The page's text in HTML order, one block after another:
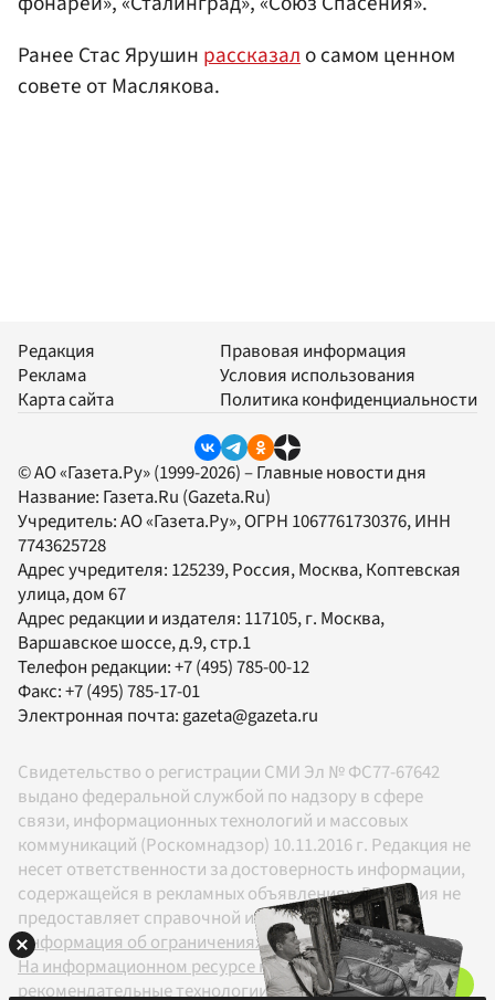
Ранее Стас Ярушин рассказало самом ценном
совете от Маслякова.
Редакция
Реклама
Карта сайта
Правовая информация
Условия использования
Политика конфиденциальности
© АО «Газета.Ру» (1999-2026) – Главные новости дня
Название: Газета.Ru (Gazeta.Ru)
Учредитель:АО «Газета.Ру», ОГРН 1067761730376, ИНН
7743625728
Адрес учредителя: 125239, Россия, Москва, Коптевская
улица, дом 67
Адрес редакции и издателя: 117105, г. Москва,
Варшавское шоссе, д.9, стр.1
Телефон редакции:+7 (495) 785-00-12
Факс:+7 (495) 785-17-01
Электронная почта: gazeta@gazeta.ru
Свидетельство о регистрации СМИ Эл № ФС77-67642
выдано федеральной службой по надзору в сфере
связи, информационных технологий и массовых
коммуникаций (Роскомнадзор) 10.11.2016 г. Редакция не
несет ответственности за достоверность информации,
содержащейся в рекламных объявлениях. Редакция не
предоставляет справочной информации.
Информация об ограничениях
На информационном ресурсе применяются
рекомендательные технологии в соответствии с